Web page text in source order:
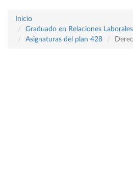
Inicio
Graduado en Relaciones
Asignaturas del plan 428